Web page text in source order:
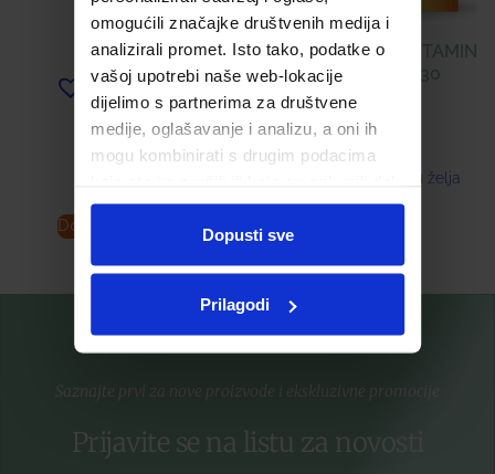
omogućili značajke društvenih medija i
analizirali promet. Isto tako, podatke o
vašoj upotrebi naše web-lokacije
dijelimo s partnerima za društvene
medije, oglašavanje i analizu, a oni ih
mogu kombinirati s drugim podacima
ste upotrebljavali njihove usluge.
Dopusti sve
Prilagodi
Dodaj u košaricu
BETA-GLUKAN + VITAMIN
D KAPSULE Á 30
18,00
Dodaj u listu želja
Saznajte prvi za nove proizvode i ekskluzivne promocije
Prijavite se na listu za novosti